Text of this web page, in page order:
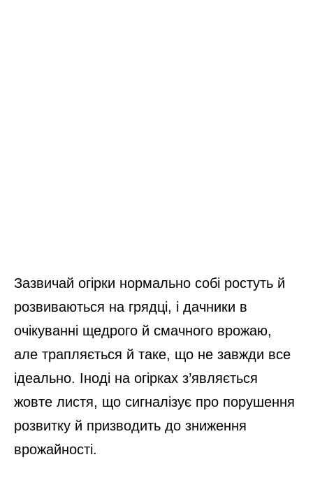
Зазвичай огірки нормально собі ростуть й
розвиваються на грядці, і дачники в
очікуванні щедрого й смачного врожаю,
але трапляється й таке, що не завжди все
ідеально. Іноді на огірках з’являється
жовте листя, що сигналізує про порушення
розвитку й призводить до зниження
врожайності.